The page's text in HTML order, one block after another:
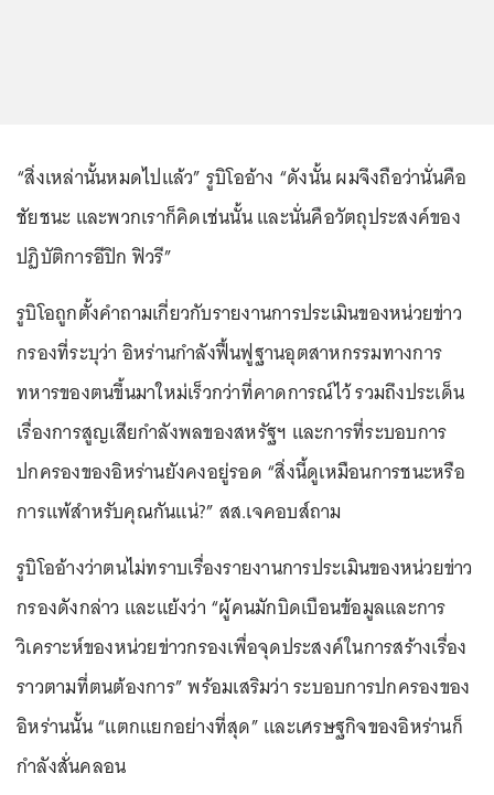
“สิ่งเหล่านั้นหมดไปแล้ว” รูบิโออ้าง “ดังนั้น ผมจึงถือว่านั่นคือ
ชัยชนะ และพวกเราก็คิดเช่นนั้น และนั่นคือวัตถุประสงค์ของ
ปฏิบัติการอีปิก ฟิวรี”
รูบิโอถูกตั้งคำถามเกี่ยวกับรายงานการประเมินของหน่วยข่าว
กรองที่ระบุว่า อิหร่านกำลังฟื้นฟูฐานอุตสาหกรรมทางการ
ทหารของตนขึ้นมาใหม่เร็วกว่าที่คาดการณ์ไว้ รวมถึงประเด็น
เรื่องการสูญเสียกำลังพลของสหรัฐฯ และการที่ระบอบการ
ปกครองของอิหร่านยังคงอยู่รอด “สิ่งนี้ดูเหมือนการชนะหรือ
การแพ้สำหรับคุณกันแน่?” สส.เจคอบส์ถาม
รูบิโออ้างว่าตนไม่ทราบเรื่องรายงานการประเมินของหน่วยข่าว
กรองดังกล่าว และแย้งว่า “ผู้คนมักบิดเบือนข้อมูลและการ
วิเคราะห์ของหน่วยข่าวกรองเพื่อจุดประสงค์ในการสร้างเรื่อง
ราวตามที่ตนต้องการ” พร้อมเสริมว่า ระบอบการปกครองของ
อิหร่านนั้น “แตกแยกอย่างที่สุด” และเศรษฐกิจของอิหร่านก็
กำลังสั่นคลอน